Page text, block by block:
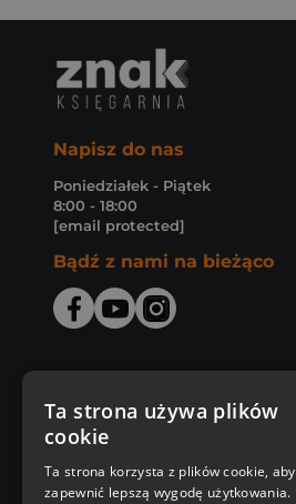
Napisz do nas
Poniedziałek - Piątek
8:00 - 18:00
[email protected]
Bądź z nami na bieżąco
Zakupy u nas
Nasza oferta
Ta strona używa plików
cookie
Ta strona korzysta z plików cookie, aby
zapewnić lepszą wygodę użytkowania.